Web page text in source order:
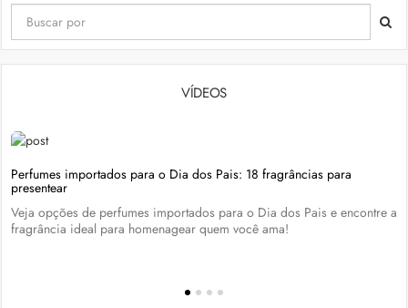
VÍDEOS
Perfumes importados para o Dia dos Pais: 18 fragrâncias para
presentear
Veja opções de perfumes importados para o Dia dos Pais e encontre a
fragrância ideal para homenagear quem você ama!